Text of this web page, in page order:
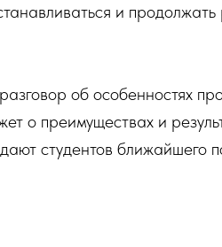
и продолжать
об особенностях
о преимуществах и
студентов ближайшего